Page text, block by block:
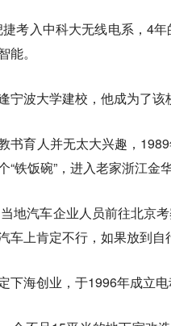
考入中科大无线电系，4
。
宁波大学建校，他成为了该
书育人并无太大兴趣，
“铁饭碗”，进入老家浙江金
地汽车企业人员前往北京
车上肯定不行，如果放到自
下海创业，于1996年成立